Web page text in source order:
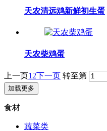
天农清远鸡新鲜初生蛋
天农柴鸡蛋
上一页1 2下一页 转至第
加载更多
食材
蔬菜类